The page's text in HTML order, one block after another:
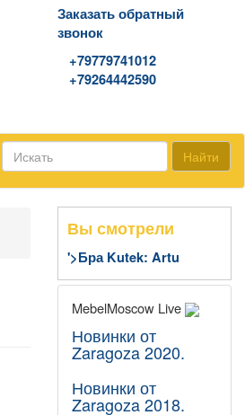
Заказать обратный
звонок
+79779741012
+79264442590
Найти
Вы смотрели
'>Бра Kutek: Artu
MebelMoscow Live
Новинки от
Zaragoza 2020.
Новинки от
Zaragoza 2018.